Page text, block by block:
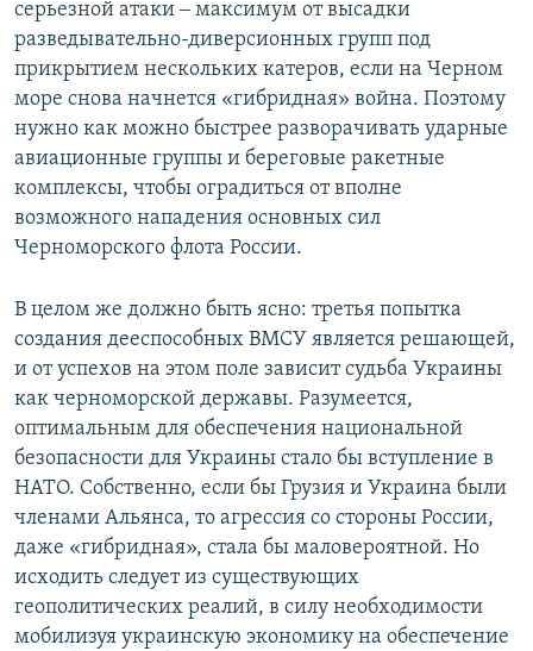
серьезной атаки ‒ максимум от высадки
разведывательно-диверсионных групп под
прикрытием нескольких катеров, если на Черном
море снова начнется «гибридная» война. Поэтому
нужно как можно быстрее разворачивать ударные
авиационные группы и береговые ракетные
комплексы, чтобы оградиться от вполне
возможного нападения основных сил
Черноморского флота России.
В целом же должно быть ясно: третья попытка
создания дееспособных ВМСУ является решающей,
и от успехов на этом поле зависит судьба Украины
как черноморской державы. Разумеется,
оптимальным для обеспечения национальной
безопасности для Украины стало бы вступление в
НАТО. Собственно, если бы Грузия и Украина были
членами Альянса, то агрессия со стороны России,
даже «гибридная», стала бы маловероятной. Но
исходить следует из существующих
геополитических реалий, в силу необходимости
мобилизуя украинскую экономику на обеспечение